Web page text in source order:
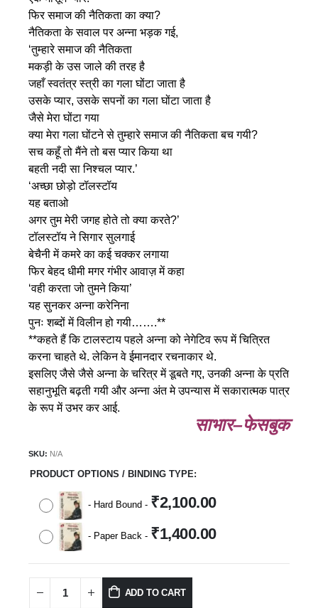
फिर समाज की नैतिकता का क्या?
नैतिकता के सवाल पर अन्ना भड़क गई,
‘तुम्हारे समाज की नैतिकता
मकड़ी के उस जाले की तरह है
जहाँ स्वतंत्र स्त्री का गला घोंटा जाता है
उसके प्यार, उसके सपनों का गला घोंटा जाता है
जैसे मेरा घोंटा गया
क्या मेरा गला घोंटने से तुम्हारे समाज की नैतिकता बच गयी?
सच कहूँ तो मैंने तो बस प्यार किया था
बहती नदी सा निश्चल प्यार.’
‘अच्छा छोड़ो टॉलस्टॉय
यह बताओ
अगर तुम मेरी जगह होते तो क्या करते?’
टॉलस्टॉय ने सिगार सुलगाई
बेचैनी में कमरे का कई चक्कर लगाया
फिर बेहद धीमी मगर गंभीर आवाज़ में कहा
‘वही करता जो तुमने किया’
यह सुनकर अन्ना करेनिना
पुनः शब्दों में विलीन हो गयी…….**
**कहते हैं कि टालस्टाय पहले अन्ना को नेगेटिव रूप में चित्रित
करना चाहते थे. लेकिन वे ईमानदार रचनाकार थे.
इसलिए जैसे जैसे अन्ना के चरित्र में डूबते गए, उनकी अन्ना के प्रति
सहानुभूति बढ़ती गयी और अन्ना अंत मे उपन्यास में सकारात्मक पात्र
के रूप में उभर कर आई.
साभार–फेसबुक
SKU: N/A
PRODUCT OPTIONS / BINDING TYPE
- Hard Bound - ₹2,100.00
- Paper Back - ₹1,400.00
ADD TO CART